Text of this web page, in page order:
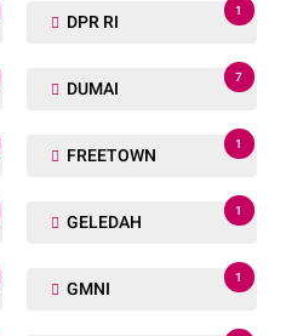
DPR RI
1
DUMAI
7
FREETOWN
1
GELEDAH
1
GMNI
1